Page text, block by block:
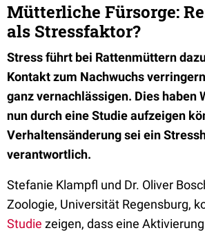
Mütterliche Fürsorge:
als Stressfaktor?
Stress führt bei Rattenmüttern
Kontakt zum Nachwuchs
ganz vernachlässigen. Dies haben
nun durch eine Studie aufzeigen
Verhaltensänderung sei ein
verantwortlich.
Stefanie Klampfl und Dr. Oliver
Zoologie, Universität Regensburg,
Studie zeigen, dass eine